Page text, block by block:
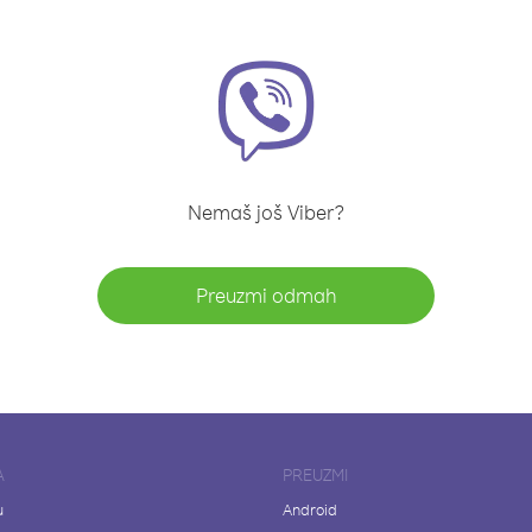
Nemaš još Viber?
Preuzmi odmah
PREUZMI
Android